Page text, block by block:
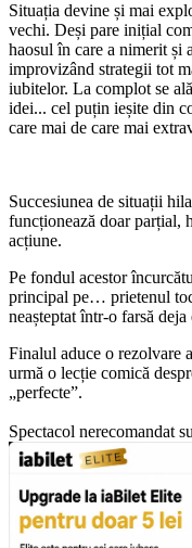
Situația devine și mai
vechi. Deși pare inițial
haosul în care a nimerit și
improvizând strategii tot
iubitelor. La complot se
idei... cel puțin ieșite din
care mai de care mai
Succesiunea de situații
funcționează doar parțial,
acțiune.
Pe fondul acestor
principal pe… prietenul
neașteptat într-o farsă
Finalul aduce o rezolvare
urmă o lecție comică
„perfecte”.
Spectacol nerecomandat